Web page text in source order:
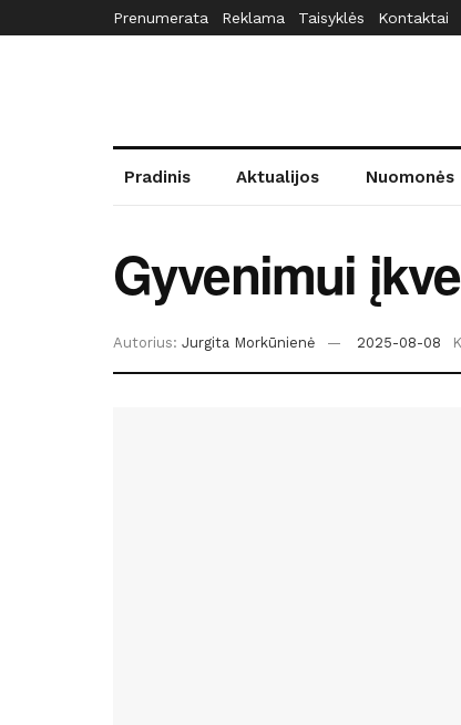
Prenumerata Reklama Taisyklės Kontaktai
Pradinis Aktualijos Nuomonės
Gyvenimui
Autorius: Jurgita Morkūnienė 2025-08-08